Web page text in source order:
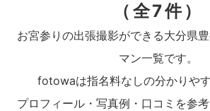
（全7件）
お宮参りの出張撮影ができる大分県
マン一覧です。
fotowaは指名料なしの分かりや
プロフィール・写真例・口コミを参